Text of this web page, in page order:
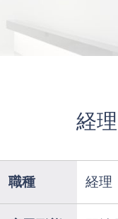
経
職種 経理